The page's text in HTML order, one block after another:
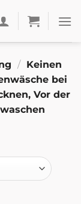
/ Keinen
bei
Vor der